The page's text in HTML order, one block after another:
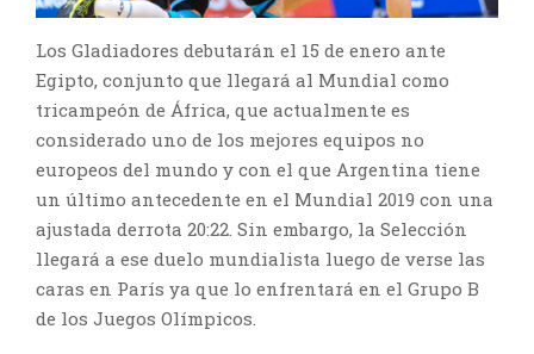
Los Gladiadores debutarán el 15 de enero ante
Egipto, conjunto que llegará al Mundial como
tricampeón de África, que actualmente es
considerado uno de los mejores equipos no
europeos del mundo y con el que Argentina tiene
un último antecedente en el Mundial 2019 con una
ajustada derrota 20:22. Sin embargo, la Selección
llegará a ese duelo mundialista luego de verse las
caras en París ya que lo enfrentará en el Grupo B
de los Juegos Olímpicos.